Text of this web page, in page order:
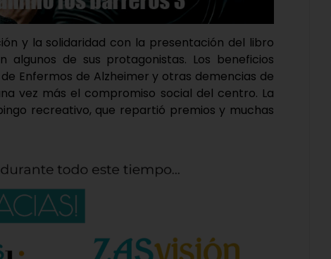
y la solidaridad con la presentación del libro
algunos de sus protagonistas. Los beneficios
Enfermos de Alzheimer y otras demencias de
vez más el compromiso social del centro. La
recreativo, que repartió premios y muchas